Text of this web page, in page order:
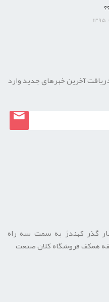
آخرین خبرهای جدید وارد
گذر کهندژ به سمت سه راه
همکف فروشگاه کلان صنعت